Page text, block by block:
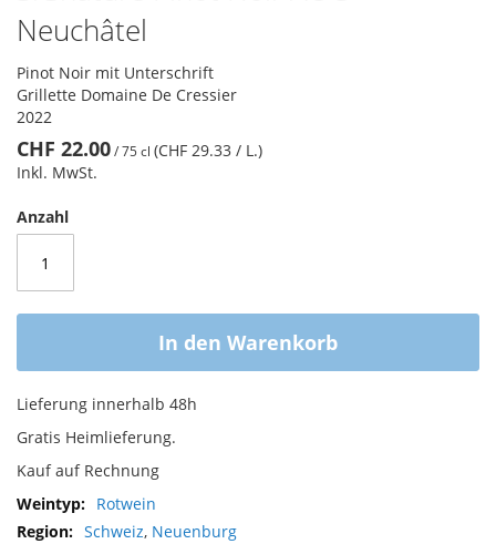
Neuchâtel
Pinot Noir mit Unterschrift
Grillette Domaine De Cressier
2022
CHF 22.00/75 cl (CHF 29.33 / L.)
Inkl. MwSt.
Anzahl
In den Warenkorb
Lieferung innerhalb 48h
Gratis Heimlieferung.
Kauf auf Rechnung
Mehr
Informationen
Rotwein
Schweiz, Neuenburg